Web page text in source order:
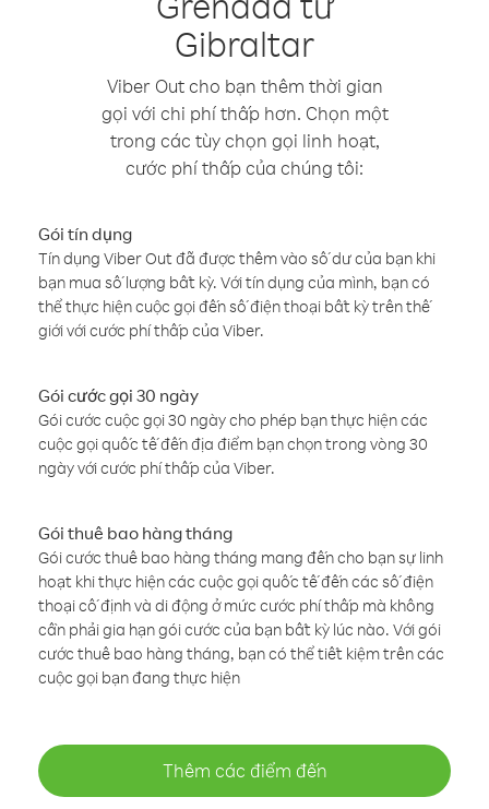
Gibraltar
Viber Out cho bạn thêm thời gian
gọi với chi phí thấp hơn. Chọn một
trong các tùy chọn gọi linh hoạt,
cước phí thấp của chúng tôi:
Gói tín dụng
Tín dụng Viber Out đã được thêm vào số dư của bạn khi
bạn mua số lượng bất kỳ. Với tín dụng của mình, bạn có
thể thực hiện cuộc gọi đến số điện thoại bất kỳ trên thế
giới với cước phí thấp của Viber.
Gói cước gọi 30 ngày
Gói cước cuộc gọi 30 ngày cho phép bạn thực hiện các
cuộc gọi quốc tế đến địa điểm bạn chọn trong vòng 30
ngày với cước phí thấp của Viber.
Gói thuê bao hàng tháng
Gói cước thuê bao hàng tháng mang đến cho bạn sự linh
hoạt khi thực hiện các cuộc gọi quốc tế đến các số điện
thoại cố định và di động ở mức cước phí thấp mà không
cần phải gia hạn gói cước của bạn bất kỳ lúc nào. Với gói
cước thuê bao hàng tháng, bạn có thể tiết kiệm trên các
cuộc gọi bạn đang thực hiện
Thêm các điểm đến